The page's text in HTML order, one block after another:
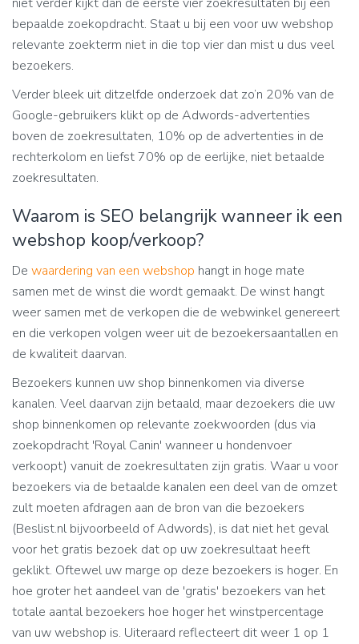
bepaalde zoekopdracht. Staat u bij een voor uw webshop
relevante zoekterm niet in die top vier dan mist u dus veel
bezoekers.
Verder bleek uit ditzelfde onderzoek dat zo’n 20% van de
Google-gebruikers klikt op de Adwords-advertenties
boven de zoekresultaten, 10% op de advertenties in de
rechterkolom en liefst 70% op de eerlijke, niet betaalde
zoekresultaten.
Waarom is SEO belangrijk wanneer ik een
webshop koop/verkoop?
De waardering van een webshop hangt in hoge mate
samen met de winst die wordt gemaakt. De winst hangt
weer samen met de verkopen die de webwinkel genereert
en die verkopen volgen weer uit de bezoekersaantallen en
de kwaliteit daarvan.
Bezoekers kunnen uw shop binnenkomen via diverse
kanalen. Veel daarvan zijn betaald, maar dezoekers die uw
shop binnenkomen op relevante zoekwoorden (dus via
zoekopdracht 'Royal Canin' wanneer u hondenvoer
verkoopt) vanuit de zoekresultaten zijn gratis. Waar u voor
bezoekers via de betaalde kanalen een deel van de omzet
zult moeten afdragen aan de bron van die bezoekers
(Beslist.nl bijvoorbeeld of Adwords), is dat niet het geval
voor het gratis bezoek dat op uw zoekresultaat heeft
geklikt. Oftewel uw marge op deze bezoekers is hoger. En
hoe groter het aandeel van de 'gratis' bezoekers van het
totale aantal bezoekers hoe hoger het winstpercentage
van uw webshop is. Uiteraard reflecteert dit weer 1 op 1